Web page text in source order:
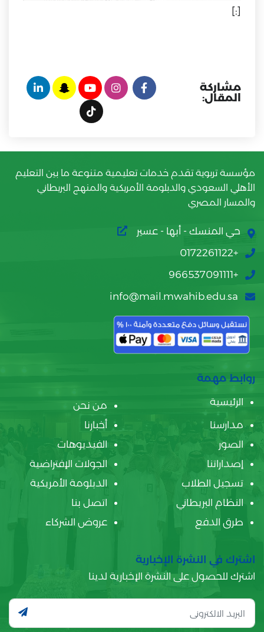
[:]
مشاركة
المقال:
مؤسسة تربوية تقدم خدمات تعليمية متنوعة ما بين التعليم
الأهلي السعودي والدبلومة الأمريكية والمنهج البريطاني
والمسار المصري
حي المنسك - أبها - عسير
+0172261122
+966537091111
info@mail.mwahib.edu.sa
روابط مهمة
الرئيسية
من نحن
مدارسنا
أخبارنا
الصور
الفيديوهات
إصداراتنا
الجولات الإفتراضية
تسجيل الطلاب
الدبلومة الأمريكية
النظام البريطاني
اتصل بنا
طرق الدفع
عروض الشركاء
اشترك في النشرة الإخبارية
اشترك للحصول على النشرة الإخبارية لدينا